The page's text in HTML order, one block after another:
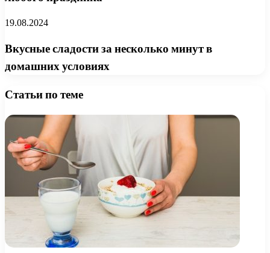
19.08.2024
Вкусные сладости за несколько минут в
домашних условиях
Статьи по теме